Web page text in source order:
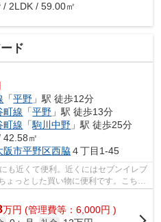
/ 2LDK / 59.00㎡
ド
「平野 」駅 徒歩12分
町線 「平野 」駅 徒歩13分
町線 「駒川中野 」駅 徒歩25分
42.58㎡
阪市平野区西脇４丁目1-45
も近くて便利。近くにはセブンイレブ
ょっとした買い物に便利です。こちら
万円 (管理費等：6,000円 )